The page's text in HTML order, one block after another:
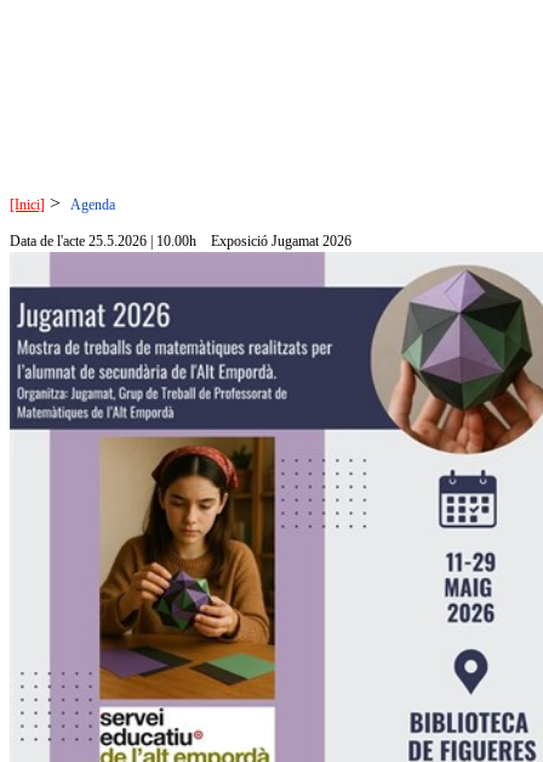
[Inici] > Agenda
Data de l'acte 25.5.2026 | 10.00h Exposició Jugamat 2026